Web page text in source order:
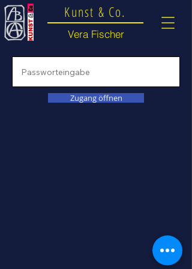
Kunst & Co.
Vera Fischer
Zugang öffnen